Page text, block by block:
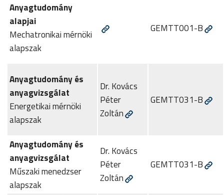
Anyagtudomány
alapjai
Mechatronikai mérnöki
alapszak
GEMTT001-B
Anyagtudomány és
anyagvizsgálat
Energetikai mérnöki
alapszak
Dr. Kovács
Péter
Zoltán
GEMTT031-B
Anyagtudomány és
anyagvizsgálat
Műszaki menedzser
alapszak
Dr. Kovács
Péter
Zoltán
GEMTT031-B